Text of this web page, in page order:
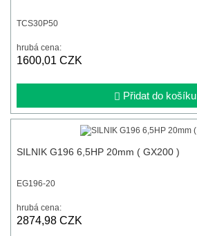
TCS30P50
hrubá cena:
1600,01 CZK
Přidat do košíku
SILNIK G196 6,5HP 20mm ( GX200 )
EG196-20
hrubá cena:
2874,98 CZK